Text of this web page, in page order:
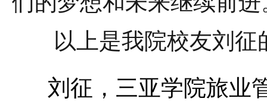
以上是我院校友刘征
刘征，三亚学院旅业